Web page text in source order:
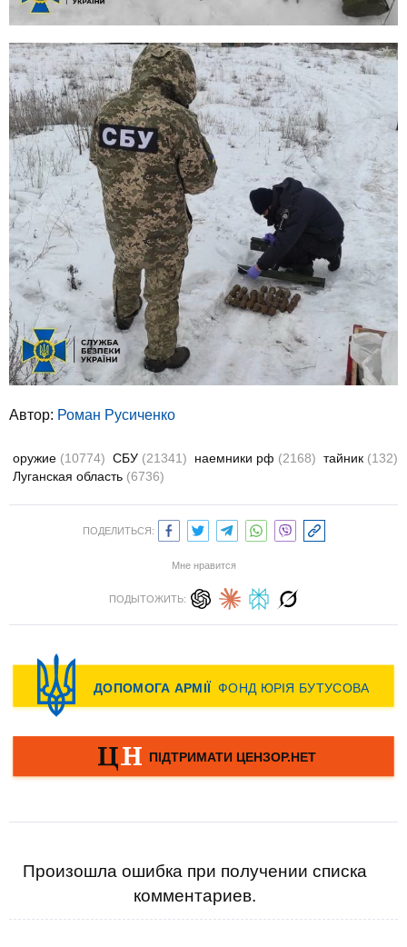
Автор: Роман Русиченко
оружие (10774) СБУ (21341) наемники рф (2168) тайник (132)
Луганская область (6736)
ПОДЕЛИТЬСЯ:
Мне нравится
ПОДЫТОЖИТЬ:
Произошла ошибка при получении списка
комментариев.